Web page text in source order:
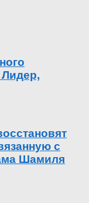
с
Шамиля